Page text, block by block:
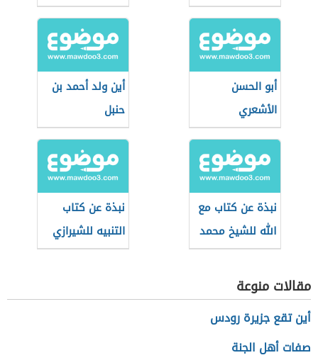
أبو الحسن
الأشعري
أين ولد أحمد بن
حنبل
نبذة عن كتاب مع
الله للشيخ محمد
الغزالي
نبذة عن كتاب
التنبيه للشيرازي
مقالات منوعة
أين تقع جزيرة رودس
صفات أهل الجنة